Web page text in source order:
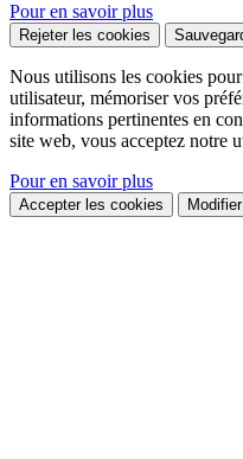
Pour en savoir plus
Rejeter les cookies
Nous utilisons les cookies
utilisateur, mémoriser vos
informations pertinentes en
site web, vous acceptez notre
Pour en savoir plus
Accepter les cookies